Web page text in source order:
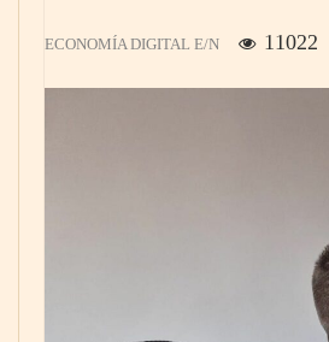
ECONOMÍA DIGITAL E/N 11022